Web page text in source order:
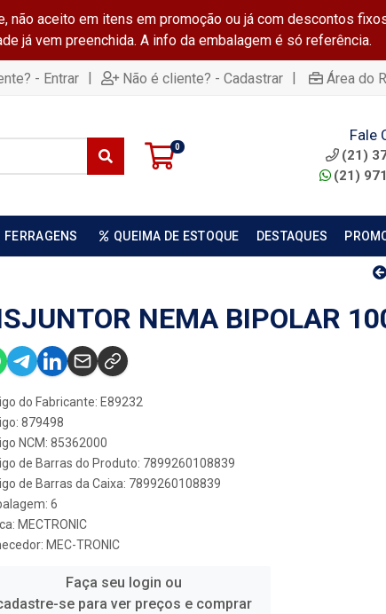
não aceito em itens em promoção ou já com descontos
já vem preenchida. A info da embalagem é só referência.
- Entrar | Não é cliente? - Cadastrar | Área do
0
Fale
(21)
(21)
FERRAGENS QUEIMA DE ESTOQUE DESTAQUES
NEMA BIPOLAR
do Fabricante: E89232
879498
NCM: 85362000
de Barras do Produto: 7899260108839
de Barras da Caixa: 7899260108839
6
MECTRONIC
MEC-TRONIC
Faça seu login ou
se para ver preços e comprar